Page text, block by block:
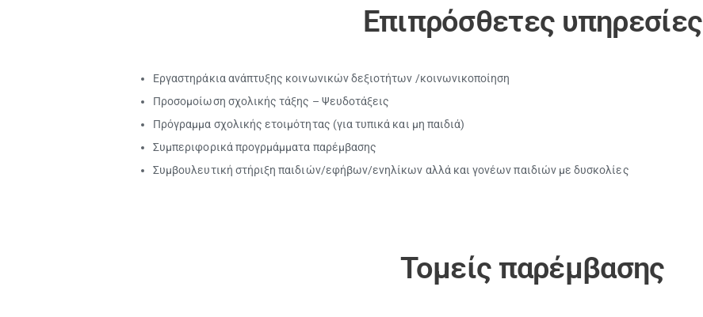
Επιπρόσθετες υπηρεσίες
Εργαστηράκια ανάπτυξης κοινωνικών δεξιοτήτων /κοινωνικοποίηση
Προσομοίωση σχολικής τάξης – Ψευδοτάξεις
Πρόγραμμα σχολικής ετοιμότητας (για τυπικά και μη παιδιά)
Συμπεριφορικά προγρμάμματα παρέμβασης
Συμβουλευτική στήριξη παιδιών/εφήβων/ενηλίκων αλλά και γονέων παιδιών με δυσκολίες
Τομείς παρέμβασης